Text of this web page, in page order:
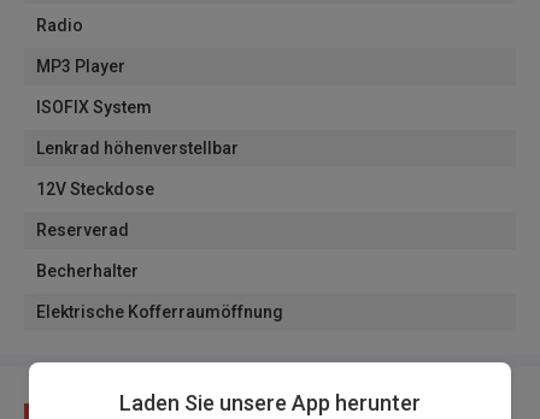
Radio
MP3 Player
ISOFIX System
Lenkrad höhenverstellbar
12V Steckdose
Reserverad
Becherhalter
Elektrische Kofferraumöffnung
Laden Sie unsere App herunter